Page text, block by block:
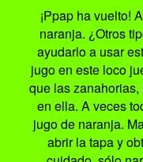
¡Ppap ha vuelto!
naranja. ¿Otros
ayudarlo a usar
jugo en este loco
que las
en ella. A veces
jugo de naranja.
abrir la tapa y